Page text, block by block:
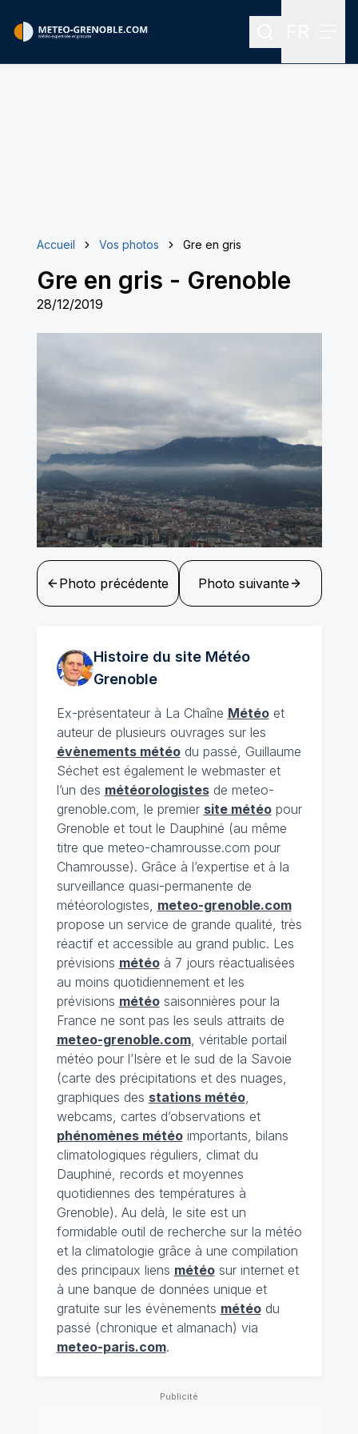
Rechercher
Accueil Vos photos Gre en gris
Gre en gris - Grenoble
28/12/2019
Photo précédente Photo suivante
Histoire du site Météo
Grenoble
Ex-présentateur à La Chaîne Météoet
auteur de plusieurs ouvrages sur les
évènements météodu passé, Guillaume
Séchet est également le webmaster et
l’un des météorologistesde meteo-
grenoble.com, le premier site météopour
Grenoble et tout le Dauphiné (au même
titre que meteo-chamrousse.com pour
Chamrousse). Grâce à l’expertise et à la
surveillance quasi-permanente de
météorologistes, meteo-grenoble.com
propose un service de grande qualité, très
réactif et accessible au grand public. Les
prévisions météoà 7 jours réactualisées
au moins quotidiennement et les
prévisions météosaisonnières pour la
France ne sont pas les seuls attraits de
meteo-grenoble.com, véritable portail
météo pour l’Isère et le sud de la Savoie
(carte des précipitations et des nuages,
graphiques des stations météo,
webcams, cartes d’observations et
phénomènes météoimportants, bilans
climatologiques réguliers, climat du
Dauphiné, records et moyennes
quotidiennes des températures à
Grenoble). Au delà, le site est un
formidable outil de recherche sur la météo
et la climatologie grâce à une compilation
des principaux liens météosur internet et
à une banque de données unique et
gratuite sur les évènements météodu
passé (chronique et almanach) via
meteo-paris.com.